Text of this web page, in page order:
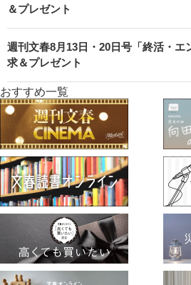
＆プレゼント
週刊文春8月13日・20日号「終活・エ
求＆プレゼント
おすすめ一覧